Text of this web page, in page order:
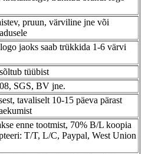
pruun, värviline jne või
jaoks saab trükkida 1-6 värvi
tüübist
SGS, BV jne.
tavaliselt 10-15 päeva pärast
enne tootmist, 70% B/L koopia
T/T, L/C, Paypal, West Union